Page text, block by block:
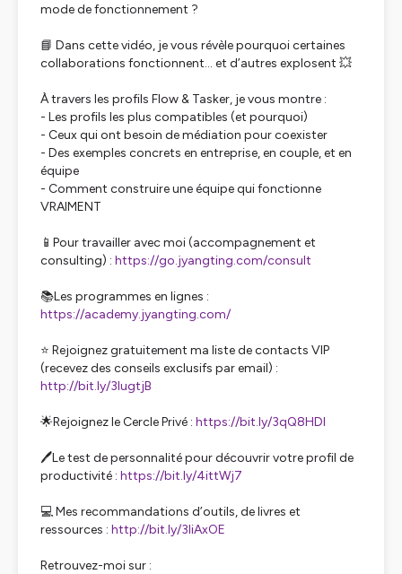
mode de fonctionnement ?
📘 Dans cette vidéo, je vous révèle pourquoi certaines
collaborations fonctionnent... et d’autres explosent 💥
À travers les profils Flow & Tasker, je vous montre :
- Les profils les plus compatibles (et pourquoi)
- Ceux qui ont besoin de médiation pour coexister
- Des exemples concrets en entreprise, en couple, et en
équipe
- Comment construire une équipe qui fonctionne
VRAIMENT
📱Pour travailler avec moi (accompagnement et
consulting) : https://go.jyangting.com/consult
📚Les programmes en lignes :
https://academy.jyangting.com/
⭐ Rejoignez gratuitement ma liste de contacts VIP
(recevez des conseils exclusifs par email) :
http://bit.ly/3lugtjB
🌟Rejoignez le Cercle Privé : https://bit.ly/3qQ8HDl
🖊️Le test de personnalité pour découvrir votre profil de
productivité : https://bit.ly/4ittWj7
💻 Mes recommandations d’outils, de livres et
ressources : http://bit.ly/3IiAxOE
Retrouvez-moi sur :